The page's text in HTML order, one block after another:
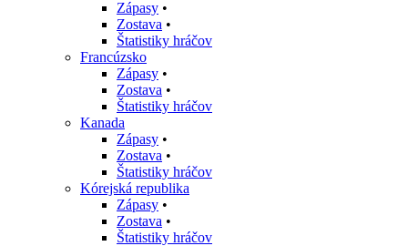
Zápasy •
Zostava •
Štatistiky hráčov
Francúzsko
Zápasy •
Zostava •
Štatistiky hráčov
Kanada
Zápasy •
Zostava •
Štatistiky hráčov
Kórejská republika
Zápasy •
Zostava •
Štatistiky hráčov